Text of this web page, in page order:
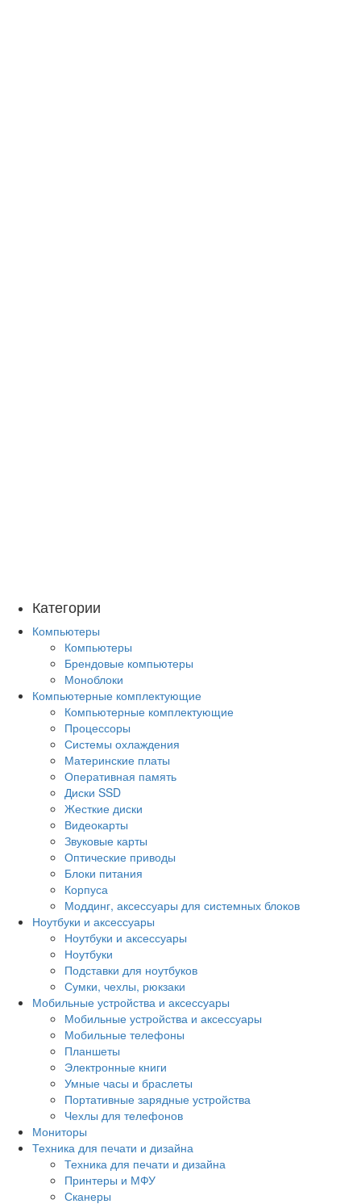
Категории
Компьютеры
Компьютеры
Брендовые компьютеры
Моноблоки
Компьютерные комплектующие
Компьютерные комплектующие
Процессоры
Системы охлаждения
Материнские платы
Оперативная память
Диски SSD
Жесткие диски
Видеокарты
Звуковые карты
Оптические приводы
Блоки питания
Корпуса
Моддинг, аксессуары для системных блоков
Ноутбуки и аксессуары
Ноутбуки и аксессуары
Ноутбуки
Подставки для ноутбуков
Сумки, чехлы, рюкзаки
Мобильные устройства и аксессуары
Мобильные устройства и аксессуары
Мобильные телефоны
Планшеты
Электронные книги
Умные часы и браслеты
Портативные зарядные устройства
Чехлы для телефонов
Мониторы
Техника для печати и дизайна
Техника для печати и дизайна
Принтеры и МФУ
Сканеры